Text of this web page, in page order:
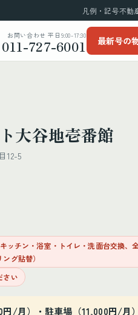
凡例・記号不動
お問い合わせ 平日9:00-17:30
011-727-6001 最新号の
大谷地壱番館
12-5
ッチン・浴室・トイレ・洗面台交換、
グ貼替）
さい
/月）・駐車場（11,000円/月）